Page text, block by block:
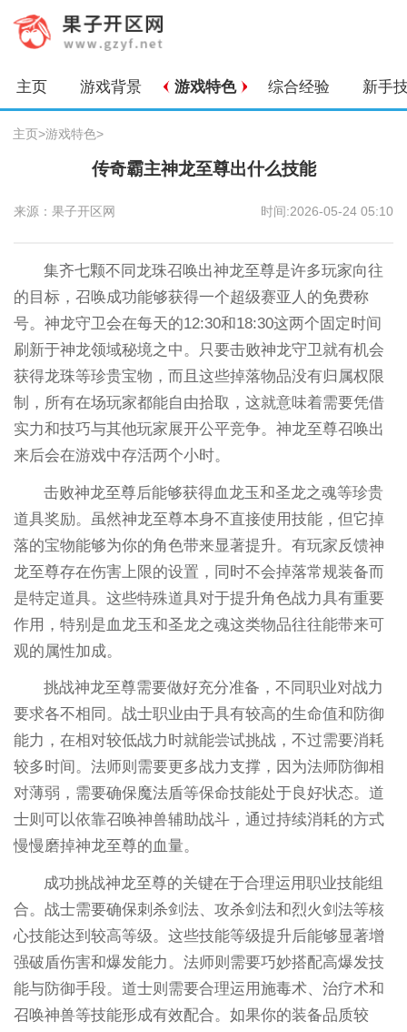
主页 游戏背景 游戏特色 综合经验 新手
主页>游戏特色>
传奇霸主神龙至尊出什么技能
来源：果子开区网 时间:2026-05-24 05:10
集齐七颗不同龙珠召唤出神龙至尊是许多玩家向往
的目标，召唤成功能够获得一个超级赛亚人的免费称
号。神龙守卫会在每天的12:30和18:30这两个固定时间
刷新于神龙领域秘境之中。只要击败神龙守卫就有机会
获得龙珠等珍贵宝物，而且这些掉落物品没有归属权限
制，所有在场玩家都能自由拾取，这就意味着需要凭借
实力和技巧与其他玩家展开公平竞争。神龙至尊召唤出
来后会在游戏中存活两个小时。
击败神龙至尊后能够获得血龙玉和圣龙之魂等珍贵
道具奖励。虽然神龙至尊本身不直接使用技能，但它掉
落的宝物能够为你的角色带来显著提升。有玩家反馈神
龙至尊存在伤害上限的设置，同时不会掉落常规装备而
是特定道具。这些特殊道具对于提升角色战力具有重要
作用，特别是血龙玉和圣龙之魂这类物品往往能带来可
观的属性加成。
挑战神龙至尊需要做好充分准备，不同职业对战力
要求各不相同。战士职业由于具有较高的生命值和防御
能力，在相对较低战力时就能尝试挑战，不过需要消耗
较多时间。法师则需要更多战力支撑，因为法师防御相
对薄弱，需要确保魔法盾等保命技能处于良好状态。道
士则可以依靠召唤神兽辅助战斗，通过持续消耗的方式
慢慢磨掉神龙至尊的血量。
成功挑战神龙至尊的关键在于合理运用职业技能组
合。战士需要确保刺杀剑法、攻杀剑法和烈火剑法等核
心技能达到较高等级。这些技能等级提升后能够显著增
强破盾伤害和爆发能力。法师则需要巧妙搭配高爆发技
能与防御手段。道士则需要合理运用施毒术、治疗术和
召唤神兽等技能形成有效配合。如果你的装备品质较